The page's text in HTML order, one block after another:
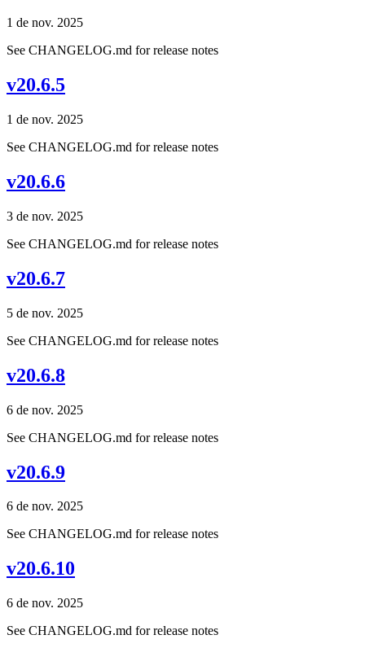
1 de nov. 2025
See CHANGELOG.md for release notes
v20.6.5
1 de nov. 2025
See CHANGELOG.md for release notes
v20.6.6
3 de nov. 2025
See CHANGELOG.md for release notes
v20.6.7
5 de nov. 2025
See CHANGELOG.md for release notes
v20.6.8
6 de nov. 2025
See CHANGELOG.md for release notes
v20.6.9
6 de nov. 2025
See CHANGELOG.md for release notes
v20.6.10
6 de nov. 2025
See CHANGELOG.md for release notes